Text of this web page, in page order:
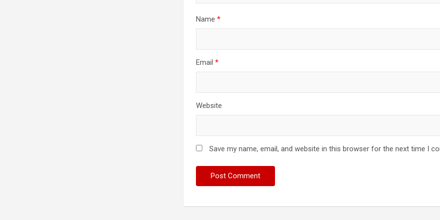
Name *
Email *
Website
Save my name, email, and website in this browser for the next time I